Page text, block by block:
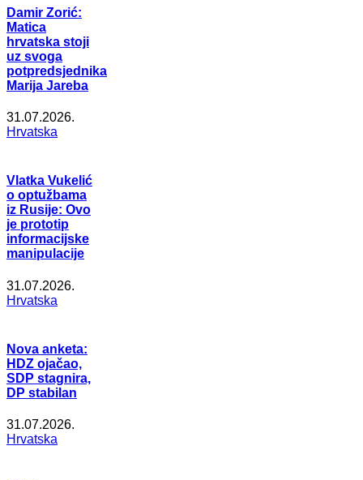
Damir Zorić:
Matica
hrvatska stoji
uz svoga
potpredsjednika
Marija Jareba
31.07.2026.
Hrvatska
Vlatka Vukelić
o optužbama
iz Rusije: Ovo
je prototip
informacijske
manipulacije
31.07.2026.
Hrvatska
Nova anketa:
HDZ ojačao,
SDP stagnira,
DP stabilan
31.07.2026.
Hrvatska